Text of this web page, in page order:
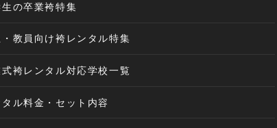
の卒業袴特集
・教員向け袴レンタル特集
式袴レンタル対応学校一覧
タル料金・セット内容